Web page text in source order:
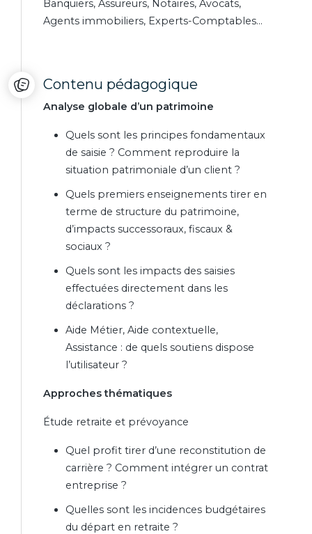
Banquiers, Assureurs, Notaires, Avocats,
Agents immobiliers, Experts-Comptables…
Contenu pédagogique
Analyse globale d’un patrimoine
Quels sont les principes fondamentaux
de saisie ? Comment reproduire la
situation patrimoniale d’un client ?
Quels premiers enseignements tirer en
terme de structure du patrimoine,
d’impacts successoraux, fiscaux &
sociaux ?
Quels sont les impacts des saisies
effectuées directement dans les
déclarations ?
Aide Métier, Aide contextuelle,
Assistance : de quels soutiens dispose
l’utilisateur ?
Approches thématiques
Étude retraite et prévoyance
Quel profit tirer d’une reconstitution de
carrière ? Comment intégrer un contrat
entreprise ?
Quelles sont les incidences budgétaires
du départ en retraite ?